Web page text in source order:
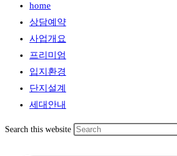
home
상담예약
사업개요
프리미엄
입지환경
단지설계
세대안내
Search this website